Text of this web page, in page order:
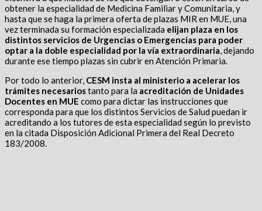
obtener la especialidad de Medicina Familiar y Comunitaria, y
hasta que se haga la primera oferta de plazas MIR en MUE, una
vez terminada su formación especializada elijan plaza en los
distintos servicios de Urgencias o Emergencias para poder
optar a la doble especialidad por la vía extraordinaria, dejando
durante ese tiempo plazas sin cubrir en Atención Primaria.
Por todo lo anterior, CESM insta al ministerio a acelerar los
trámites necesariostanto para la acreditación de Unidades
Docentes en MUE como para dictar las instrucciones que
corresponda para que los distintos Servicios de Salud puedan ir
acreditando a los tutores de esta especialidad según lo previsto
en la citada Disposición Adicional Primera del Real Decreto
183/2008.